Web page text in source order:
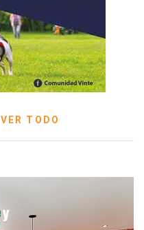
VER TODO